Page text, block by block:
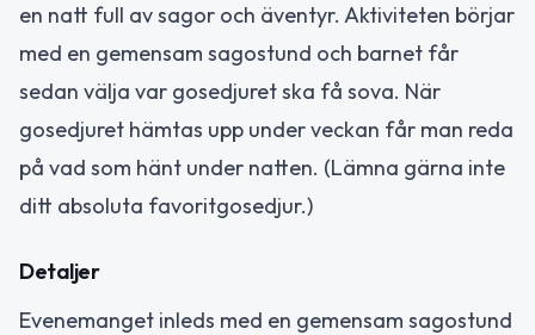
en natt full av sagor och äventyr. Aktiviteten börjar
med en gemensam sagostund och barnet får
sedan välja var gosedjuret ska få sova. När
gosedjuret hämtas upp under veckan får man reda
på vad som hänt under natten. (Lämna gärna inte
ditt absoluta favoritgosedjur.)
Detaljer
Evenemanget inleds med en gemensam sagostund